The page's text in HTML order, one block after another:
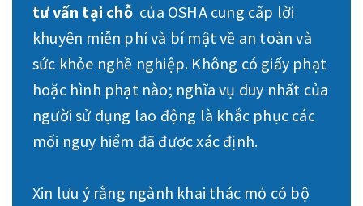
tư vấn tại chỗcủa OSHA cung cấp lời
khuyên miễn phí và bí mật về an toàn và
sức khỏe nghề nghiệp. Không có giấy phạt
hoặc hình phạt nào; nghĩa vụ duy nhất của
người sử dụng lao động là khắc phục các
mối nguy hiểm đã được xác định.
Xin lưu ý rằng ngành khai thác mỏ có bộ